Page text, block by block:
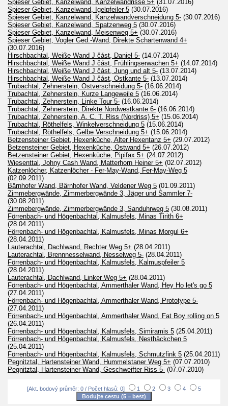
Spieser Gebiet, Kanzelwand, Kanzelwandrisse 5+ (31.07.2016)
Spieser Gebiet, Kanzelwand, Igelpfeiler 5 (30.07.2016)
Spieser Gebiet, Kanzelwand, Kanzelwandverschneidung 5- (30.07.2016)
Spieser Gebiet, Kanzelwand, Spatzenweg 5 (30.07.2016)
Spieser Gebiet, Kanzelwand, Meisenweg 5+ (30.07.2016)
Spieser Gebiet, Vogler Ged.-Wand, Direkte Schartenwand 4+
(30.07.2016)
Hirschbachtal, Weiße Wand J část, Daniel 5- (14.07.2014)
Hirschbachtal, Weiße Wand J část, Frühlingserwachen 5+ (14.07.2014)
Hirschbachtal, Weiße Wand J část, Jung und alt 5- (13.07.2014)
Hirschbachtal, Weiße Wand J část, Ostkante 5- (13.07.2014)
Trubachtal, Zehnerstein, Ostverschneidung 5- (16.06.2014)
Trubachtal, Zehnerstein, Kurze Langeweile 5 (16.06.2014)
Trubachtal, Zehnerstein, Linke Tour 5- (16.06.2014)
Trubachtal, Zehnerstein, Direkte Nordwestkante 6- (16.06.2014)
Trubachtal, Zehnerstein, A. C. T. Riss (Nordriss) 5+ (15.06.2014)
Trubachtal, Röthelfels, Winkelverschneidung 5 (15.06.2014)
Trubachtal, Röthelfels, Gelbe Verschneidung 5+ (15.06.2014)
Betzensteiner Gebiet, Hexenküche, Alter Hexentanz 5+ (29.07.2012)
Betzensteiner Gebiet, Hexenküche, Ostwand 5+ (26.07.2012)
Betzensteiner Gebiet, Hexenküche, Pipifax 5+ (24.07.2012)
Wiesenttal, Johny Cash Wand, Matterhorn Heiner 5+ (02.07.2012)
Katzenlöcher, Katzenlöcher - Fer-May-Wand, Fer-May-Weg 5
(02.09.2011)
Bärnhofer Wand, Bärnhofer Wand, Veldener Weg 5 (01.09.2011)
Zimmebergwände, Zimmerbergwände 3, Jäger und Sammler 7-
(30.08.2011)
Zimmebergwände, Zimmerbergwände 3, Sanduhrweg 5 (30.08.2011)
Förrenbach- und Högenbachtal, Kalmusfels, Minas Tirith 6+
(28.04.2011)
Förrenbach- und Högenbachtal, Kalmusfels, Minas Morgul 6+
(28.04.2011)
Lauterachtal, Dachlwand, Rechter Weg 5+ (28.04.2011)
Lauterachtal, Brennnesselwand, Nesselweg 5- (28.04.2011)
Förrenbach- und Högenbachtal, Kalmusfels, Kalmuspfeiler 5
(28.04.2011)
Lauterachtal, Dachlwand, Linker Weg 5+ (28.04.2011)
Förrenbach- und Högenbachtal, Ammerthaler Wand, Hey Ho let's go 5
(27.04.2011)
Förrenbach- und Högenbachtal, Ammerthaler Wand, Prototype 5-
(27.04.2011)
Förrenbach- und Högenbachtal, Ammerthaler Wand, Fat Boy rolling on 5
(26.04.2011)
Förrenbach- und Högenbachtal, Kalmusfels, Simiramis 5 (25.04.2011)
Förrenbach- und Högenbachtal, Kalmusfels, Nesthäckchen 5
(25.04.2011)
Förrenbach- und Högenbachtal, Kalmusfels, Schmutzfink 5 (25.04.2011)
Pegnitztal, Hartensteiner Wand, Hummelstaner Weg 5+ (07.07.2010)
Pegnitztal, Hartensteiner Wand, Geschweifter Riss 5- (07.07.2010)
[Akt. bodový průměr: 0 / Počet hlasů: 0] 1 2 3 4 5